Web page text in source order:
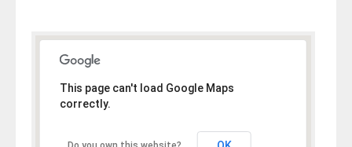
This page can't load Google Maps
correctly.